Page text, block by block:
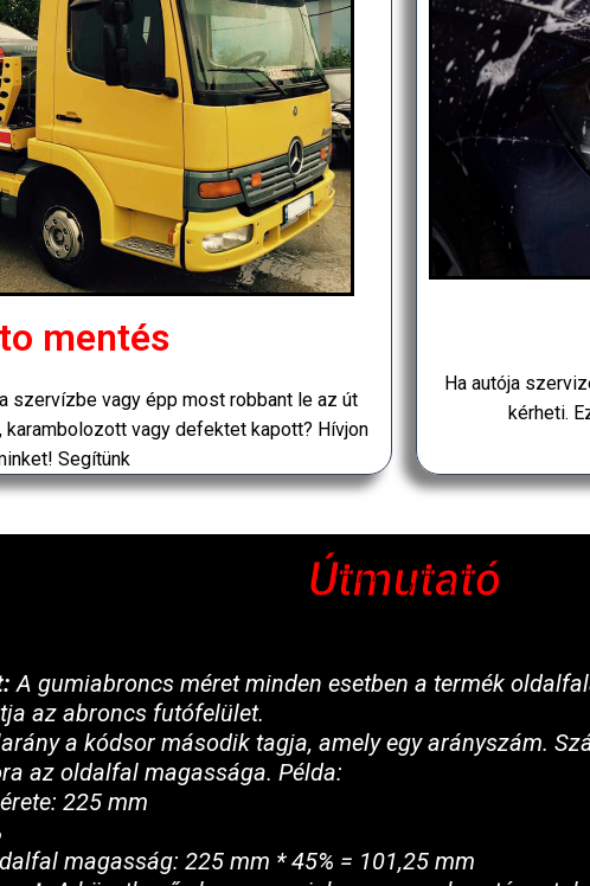
mentés
szervízbe vagy épp most robbant le az út
karambolozott vagy defektet kapott? Hívjon
Segítünk
Ha autója
kérheti.
Útmutató
A gumiabroncs méret minden esetben a termék
az abroncs futófelület.
a kódsor második tagja, amely egy arányszám.
az oldalfal magassága. Példa:
225 mm
magasság: 225 mm * 45% = 101,25 mm